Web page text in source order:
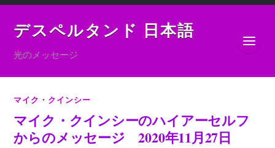
デスペルタンド 日本語
光のメッセージ
マイク・クインシー
マイク・クインシーのハイアーセルフ
からのメッセージ 2020年11月27日